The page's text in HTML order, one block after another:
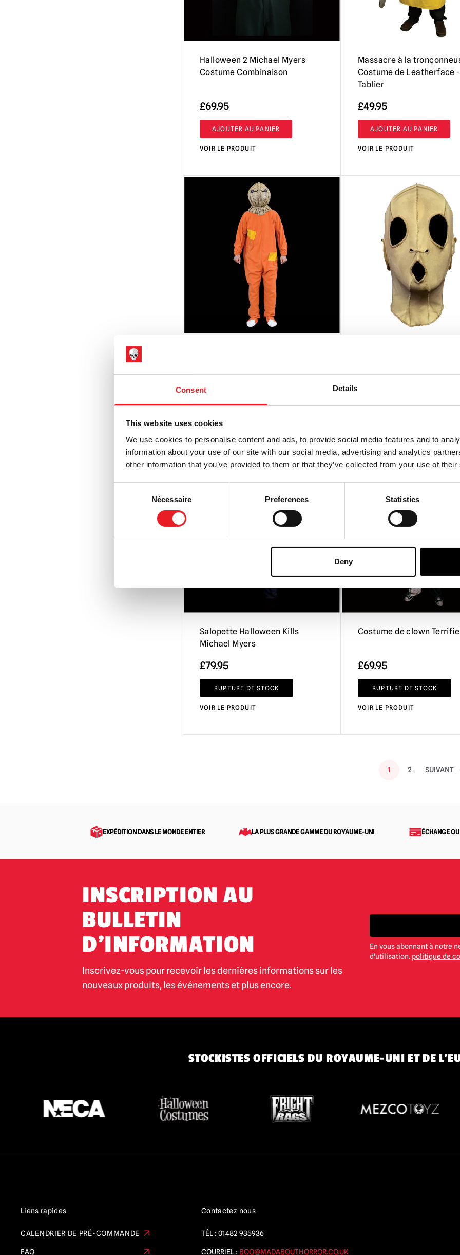
Consent Details
This website uses cookies
We use cookies to personalise content and ads, to provide social media features and to
information about your use of our site with our social media, advertising and analytics
other information that you’ve provided to them or that they’ve collected from your use of
Nécessaire Preferences Statistics
Deny
Halloween 2 Michael Myers
Costume Combinaison
£69.95
AJOUTER AU PANIER
VOIR LE PRODUIT
Massacre à la
Costume de Leatherface -
Tablier
£49.95
AJOUTER AU PANIER
VOIR LE PRODUIT
£54.95
AJOUTER AU PANIER
VOIR LE PRODUIT
RUPTURE DE STOCK
Salopette Halloween Kills
Michael Myers
£79.95
RUPTURE DE STOCK
VOIR LE PRODUIT
Costume de clown
£69.95
RUPTURE DE STOCK
VOIR LE PRODUIT
1 2 SUIVANT
EXPÉDITION DANS LE MONDE ENTIER LA PLUS GRANDE GAMME DU ROYAUME-UNI ÉCHANGE
INSCRIPTION AU
BULLETIN
D'INFORMATION
Inscrivez-vous pour recevoir les dernières informations sur les
nouveaux produits, les événements et plus encore.
En vous abonnant à notre
d'utilisation. politique de
STOCKISTES OFFICIELS DU ROYAUME-UNI ET DE
Liens rapides
CALENDRIER DE PRÉ-COMMANDE
FAQ
Contactez nous
TÉL : 01482 935936
COURRIEL : BOO@MADABOUTHORROR.CO.UK